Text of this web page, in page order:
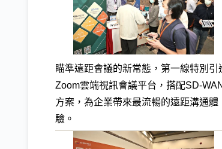
瞄準遠距會議的新常態，第一線特別引
Zoom雲端視訊會議平台，搭配SD-WAN
方案，為企業帶來最流暢的遠距溝通體
驗。